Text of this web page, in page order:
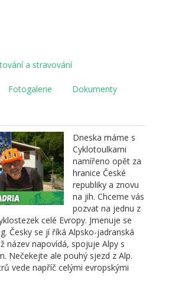
a stravování
Fotogalerie Dokumenty
Dneska máme s
Cyklotoulkami
namířeno opět za
hranice České
republiky a znovu
na jih. Chceme vás
pozvat na jednu z
celé Evropy. Jmenuje se
Česky se jí říká Alpsko-jadranská
název napovídá, spojuje Alpy s
Nečekejte ale pouhý sjezd z Alp.
vede napříč celými evropskými